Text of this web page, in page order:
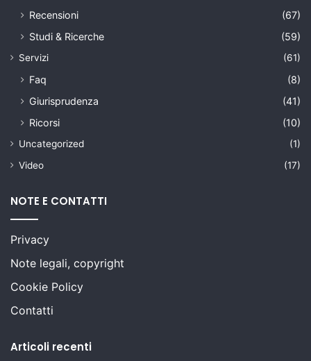
Recensioni
(67)
Studi & Ricerche
(59)
Servizi (61)
Faq
(8)
Giurisprudenza
(41)
Ricorsi
(10)
Uncategorized
(1)
Video
(17)
NOTE E CONTATTI
Privacy
Note legali, copyright
Cookie Policy
Contatti
Articoli recenti